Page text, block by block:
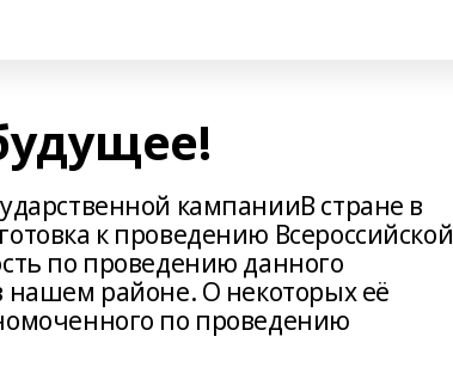
кампанииВ стране в
к проведению Всероссийской
по проведению данного
нашем районе. О некоторых её
по проведению